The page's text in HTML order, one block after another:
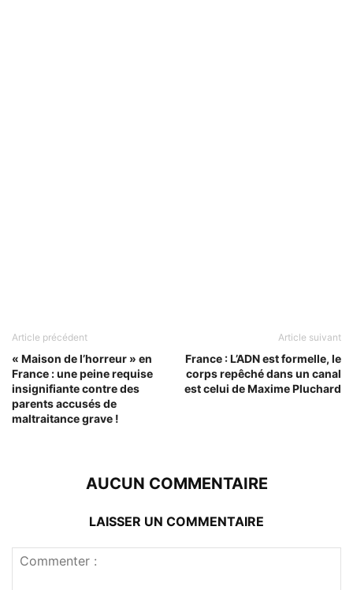
Article précédent
« Maison de l’horreur » en
France : une peine requise
insignifiante contre des
parents accusés de
maltraitance grave !
Article suivant
France : L’ADN est formelle, le
corps repêché dans un canal
est celui de Maxime Pluchard
AUCUN COMMENTAIRE
LAISSER UN COMMENTAIRE